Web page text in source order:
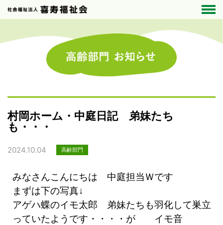
村岡ホーム・中庭日記 弟妹たち
も・・・
2024.10.04 高齢部門
みなさんこんにちは 中庭担当Ｗです
まずは下の写真↓
アゲハ蝶のイモ太郎 弟妹たちも羽化して巣立
っていたようです・・・・が イモ音